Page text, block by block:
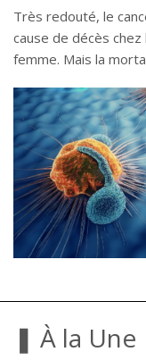
Très redouté, le
cause de décès chez
femme. Mais la
❚ À la Une